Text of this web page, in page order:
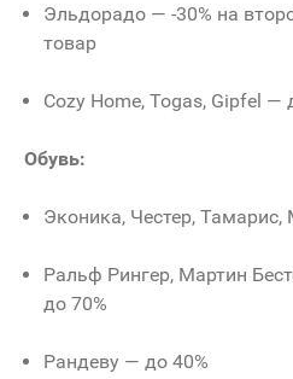
Эльдорадо — -30% на
товар
Cozy Home, Togas, Gipfel —
Обувь:
Эконика, Честер,
Ральф Рингер, Мартин
до 70%
Рандеву — до 40%